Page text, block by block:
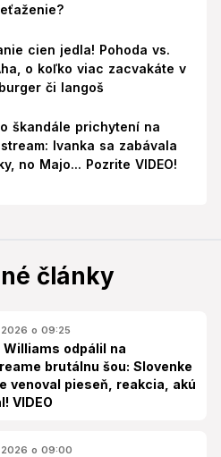
cien jedla! Pohoda vs.
o koľko viac zacvakáte v
či langoš
škandále prichytení na
Ivanka sa zabávala
no Majo... Pozrite VIDEO!
články
o 09:25
Williams odpálil na
brutálnu šou: Slovenke
venoval pieseň, reakcia, akú
VIDEO
o 09:00